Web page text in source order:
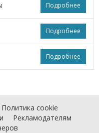
Подробнее
Подробнее
Подробнее
Политика cookie
Рекламодателям